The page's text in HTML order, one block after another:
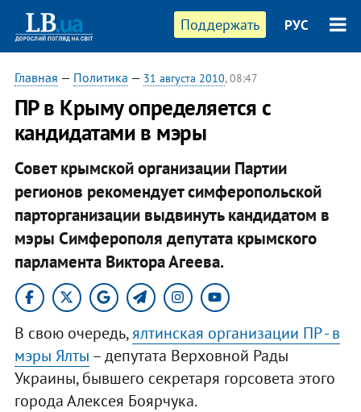
Поддержать РУС
Главная — Политика — 31 августа 2010, 08:47
ПР в Крыму определяется с
кандидатами в мэры
Совет крымской организации Партии
регионов рекомендует симферопольской
парторганизации выдвинуть кандидатом в
мэры Симферополя депутата крымского
парламента Виктора Агеева.
В свою очередь,ялтинская организации ПР - в
мэры Ялты – депутата Верховной Рады
Украины, бывшего секретаря горсовета этого
города Алексея Боярчука.